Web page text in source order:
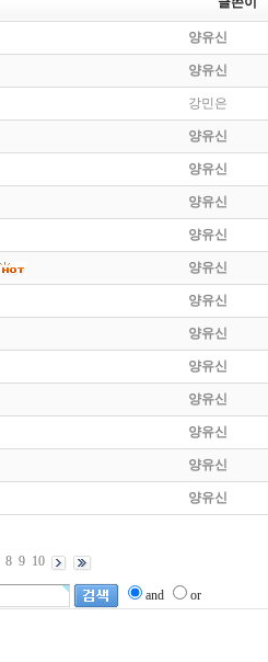
양유신
양유신
강민은
양유신
양유신
양유신
양유신
양유신
양유신
양유신
양유신
양유신
양유신
양유신
양유신
8 9 10
and or